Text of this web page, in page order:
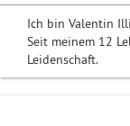
Ich bin Valentin
Seit meinem 12
Leidenschaft.